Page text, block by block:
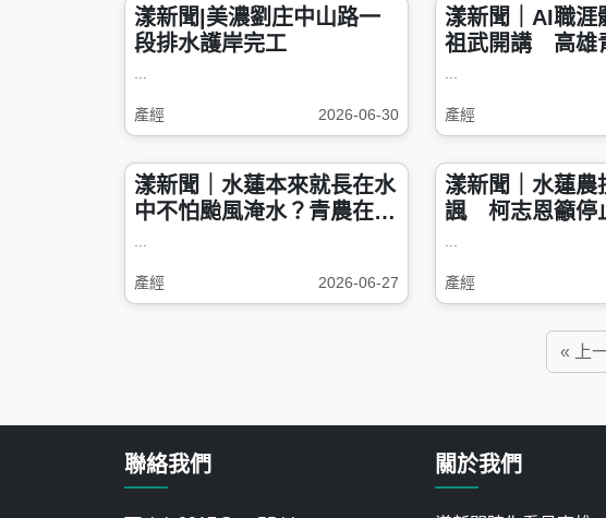
漾新聞|美濃劉庄中山路一
段排水護岸完工
產經 2026-06-30
漾新聞｜AI職涯
祖武開講 高雄
產經
漾新聞｜水蓮本來就長在水
中不怕颱風淹水？青農在網
產經 2026-06-27
漾新聞｜水蓮農
諷 柯志恩籲停
產經
« 上
聯絡我們 關於我們